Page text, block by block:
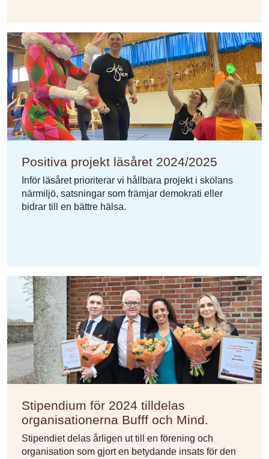
Positiva projekt läsåret 2024/2025
Inför läsåret prioriterar vi hållbara projekt i skolans
närmiljö, satsningar som främjar demokrati eller
bidrar till en bättre hälsa.
Stipendium för 2024 tilldelas
organisationerna Bufff och Mind.
Stipendiet delas årligen ut till en förening och
organisation som gjort en betydande insats för den